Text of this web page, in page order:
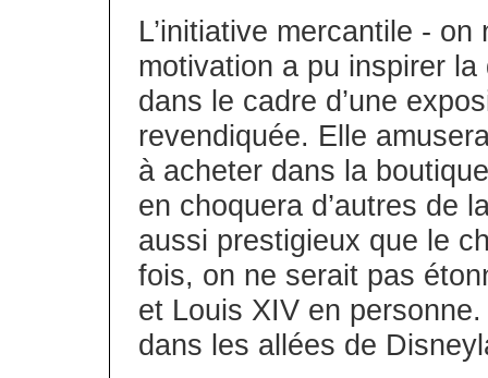
L’initiative mercantile -
motivation a pu inspirer
dans le cadre d’une
revendiquée. Elle
à acheter dans la
en choquera d’autres de
aussi prestigieux que le
fois, on ne serait pas
et Louis XIV en
dans les allées de